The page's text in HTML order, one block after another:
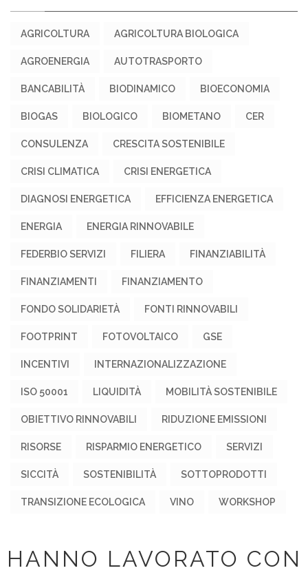
AGRICOLTURA AGRICOLTURA BIOLOGICA
AGROENERGIA AUTOTRASPORTO
BANCABILITÀ BIODINAMICO BIOECONOMIA
BIOGAS BIOLOGICO BIOMETANO CER
CONSULENZA CRESCITA SOSTENIBILE
CRISI CLIMATICA CRISI ENERGETICA
DIAGNOSI ENERGETICA EFFICIENZA ENERGETICA
ENERGIA ENERGIA RINNOVABILE
FEDERBIO SERVIZI FILIERA FINANZIABILITÀ
FINANZIAMENTI FINANZIAMENTO
FONDO SOLIDARIETÀ FONTI RINNOVABILI
FOOTPRINT FOTOVOLTAICO GSE
INCENTIVI INTERNAZIONALIZZAZIONE
ISO 50001 LIQUIDITÀ MOBILITÀ SOSTENIBILE
OBIETTIVO RINNOVABILI RIDUZIONE EMISSIONI
RISORSE RISPARMIO ENERGETICO SERVIZI
SICCITÀ SOSTENIBILITÀ SOTTOPRODOTTI
TRANSIZIONE ECOLOGICA VINO WORKSHOP
HANNO LAVORATO CON